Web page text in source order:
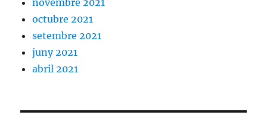
octubre 2021
setembre 2021
juny 2021
abril 2021